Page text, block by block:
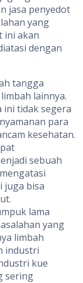
jasa penyedot
yang
ini akan
dengan
tangga
lainnya.
ini tidak segera
para
kesehatan.
sebuah
juga bisa
lama
yang
limbah
industri
kue
sering